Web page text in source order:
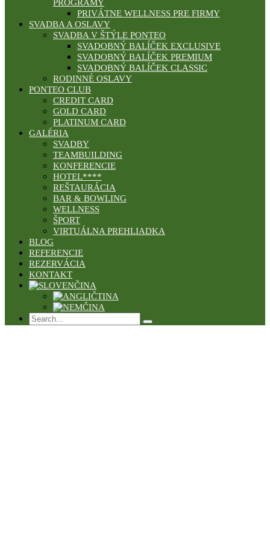
PROGRAMY
PRIVÁTNE WELLNESS PRE FIRMY
SVADBA A OSLAVY
SVADBA V ŠTÝLE PONTEO
SVADOBNÝ BALÍČEK EXCLUSIVE
SVADOBNÝ BALÍČEK PREMIUM
SVADOBNÝ BALÍČEK CLASSIC
RODINNÉ OSLAVY
PONTEO CLUB
CREDIT CARD
GOLD CARD
PLATINUM CARD
GALÉRIA
SVADBY
TEAMBUILDING
KONFERENCIE
HOTEL****
REŠTAURÁCIA
BAR & BOWLING
WELLNESS
ŠPORT
VIRTUÁLNA PREHLIADKA
BLOG
REFERENCIE
REZERVÁCIA
KONTAKT